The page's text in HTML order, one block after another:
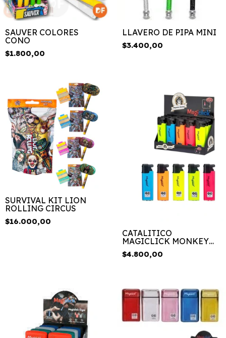
SAUVER COLORES
CONO
$1.800,00
LLAVERO DE PIPA MINI
$3.400,00
SURVIVAL KIT LION
ROLLING CIRCUS
$16.000,00
CATALITICO
MAGICLICK MONKEY
NEON
$4.800,00